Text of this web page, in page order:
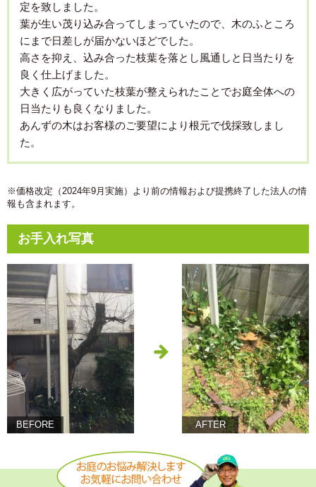
定を致しました。
葉が生い茂り込み合ってしまっていたので、木のふところ
にまで日差しが届かないほどでした。
高さを抑え、込み合った枝葉を落とし風通しと日当たりを
良く仕上げました。
大きく広がっていた枝葉が整えられたことでお庭全体への
日当たりも良くなりました。
あんずの木はお客様のご要望により根元で伐採致しまし
た。
※価格改定（2024年9月実施）より前の情報および提携終了した法人の情
報も含まれます。
お手入れ写真
BEFORE AFTER